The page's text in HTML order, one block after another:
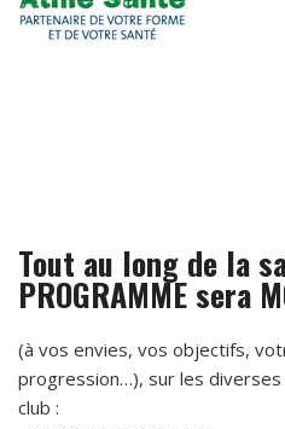
Tout au long de la
PROGRAMME sera
(à vos envies, vos objectifs,
progression…), sur les
club :